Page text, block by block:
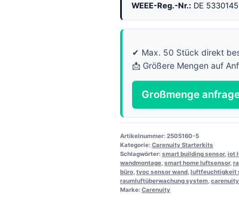
WEEE-Reg.-Nr.: DE
✔ Max. 50 Stück direkt
📩 Größere Mengen auf
Großmenge
Artikelnummer:2505160-5
Kategorie:Carenuity Starterkits
Schlagwörter:smart building sensor, iot
wandmontage, smart home luftsensor,
büro, tvoc sensor wand, luftfeuchtigkeit
raumluftüberwachung system,
Marke:Carenuity